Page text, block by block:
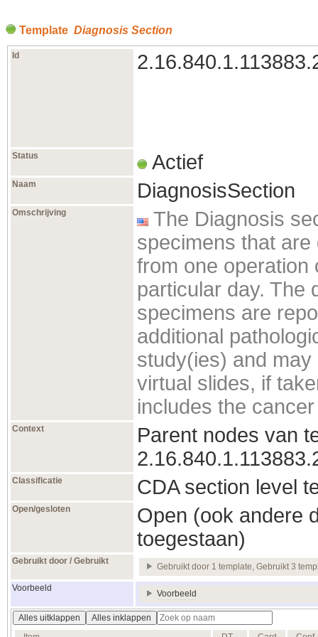
Template Diagnosis Section
Id
Status Actief
Naam DiagnosisSection
Omschrijving
The Diagnosis
specimens that
from one operation
particular day. The
specimens are
additional
study(ies) and
virtual slides, if
includes the
Context
Parent nodes van
Classificatie CDA section level
Open/gesloten
Open (ook andere
toegestaan)
Gebruikt door / Gebruikt
Gebruikt door 1 template, Gebruikt 3
Voorbeeld
Voorbeeld
Alles uitklappen
Alles inklappen